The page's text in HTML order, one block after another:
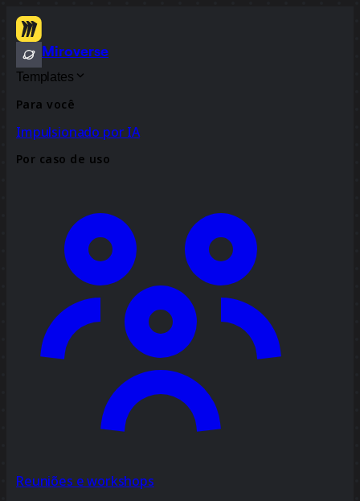
Miroverse
Templates
Para você
Impulsionado por IA
Por caso de uso
Reuniões e workshops